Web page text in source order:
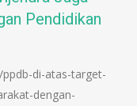
Pendidikan
di-atas-target-
dengan-